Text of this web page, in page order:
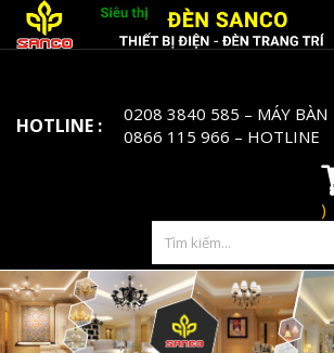
HOTLINE : 0208 3840 585 – MÁY BÀN
0866 115 966 – HOTLINE
)